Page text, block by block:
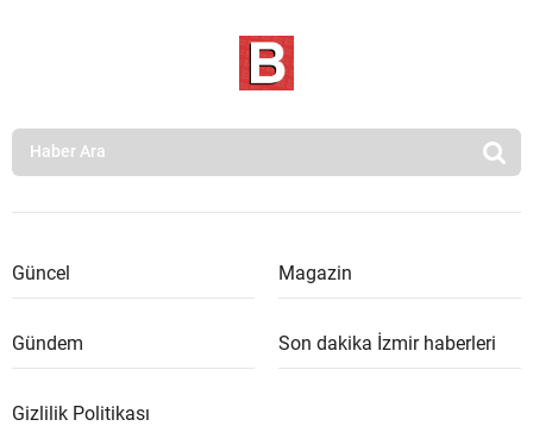
Güncel Magazin
Gündem Son dakika İzmir haberleri
Gizlilik Politikası